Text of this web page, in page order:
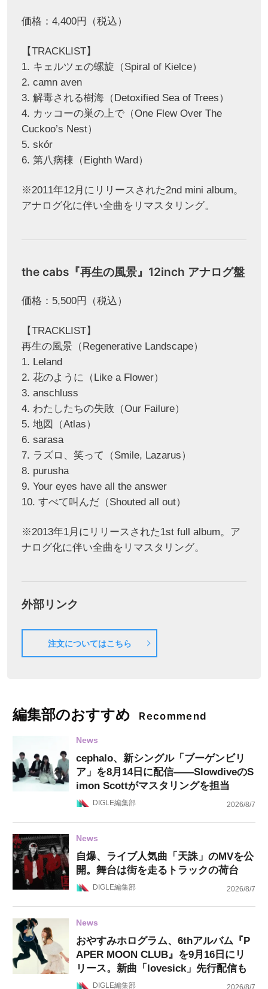
価格：4,400円（税込）
【TRACKLIST】
1. キェルツェの螺旋（Spiral of Kielce）
2. camn aven
3. 解毒される樹海（Detoxified Sea of Trees）
4. カッコーの巣の上で（One Flew Over The
Cuckoo’s Nest）
5. skór
6. 第八病棟（Eighth Ward）
※2011年12月にリリースされた2nd mini album。
アナログ化に伴い全曲をリマスタリング。
the cabs『再生の風景』12inch アナログ盤
価格：5,500円（税込）
【TRACKLIST】
再生の風景（Regenerative Landscape）
1. Leland
2. 花のように（Like a Flower）
3. anschluss
4. わたしたちの失敗（Our Failure）
5. 地図（Atlas）
6. sarasa
7. ラズロ、笑って（Smile, Lazarus）
8. purusha
9. Your eyes have all the answer
10. すべて叫んだ（Shouted all out）
※2013年1月にリリースされた1st full album。ア
ナログ化に伴い全曲をリマスタリング。
外部リンク
注文についてはこちら
編集部のおすすめ Recommend
News
cephalo、新シングル「ブーゲンビリ
ア」を8月14日に配信——SlowdiveのS
imon Scottがマスタリングを担当
DIGLE編集部 2026/8/7
News
自爆、ライブ人気曲「天誅」のMVを公
開。舞台は街を走るトラックの荷台
DIGLE編集部 2026/8/7
News
おやすみホログラム、6thアルバム『P
APER MOON CLUB』を9月16日にリ
リース。新曲「lovesick」先行配信も
DIGLE編集部 2026/8/7